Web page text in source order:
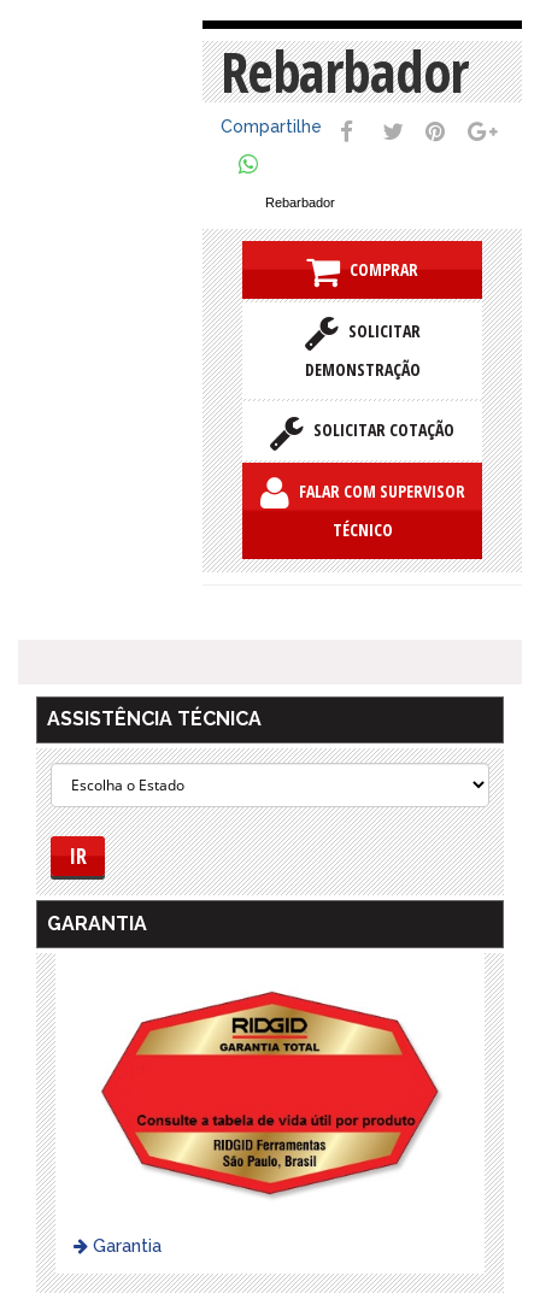
Rebarbador
Compartilhe
Rebarbador
COMPRAR
SOLICITAR
DEMONSTRAÇÃO
SOLICITAR COTAÇÃO
FALAR COM SUPERVISOR
TÉCNICO
ASSISTÊNCIA TÉCNICA
IR
GARANTIA
Garantia